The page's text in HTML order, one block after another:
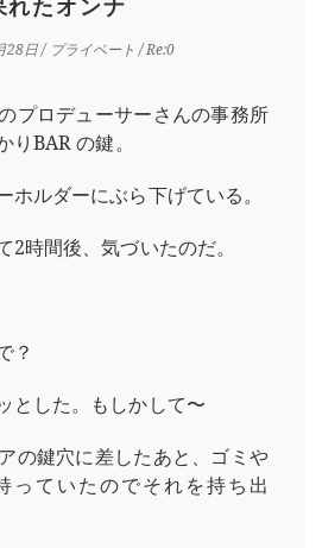
れたオンナ
28日/ プライベート / Re:0
プロデューサーさんの事務所
BAR の鍵。
ホルダーにぶら下げている。
2時間後、気づいたのだ。
？
とした。もしかして〜
の鍵穴に差したあと、ゴミや
っていたのでそれを持ち出